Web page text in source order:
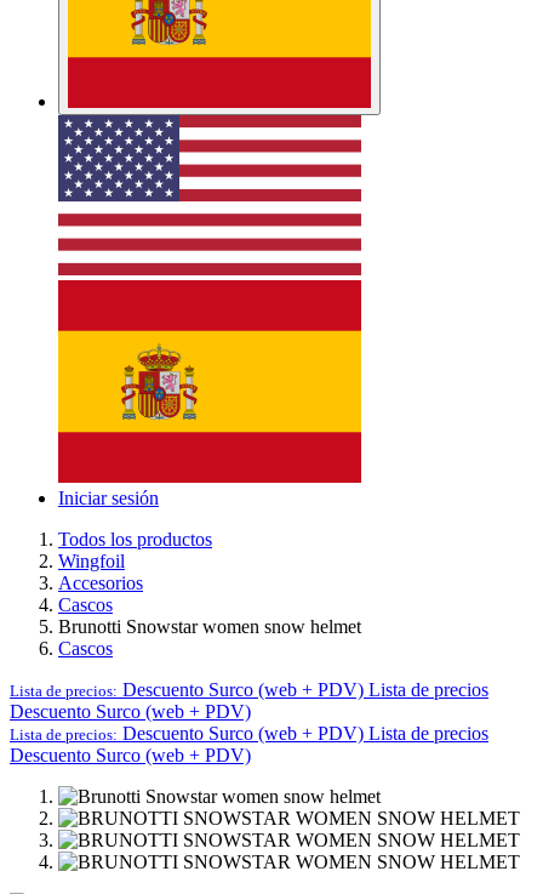
Iniciar sesión
Todos los productos
Wingfoil
Accesorios
Cascos
Brunotti Snowstar women snow helmet
Cascos
Lista de precios: Descuento Surco (web + PDV) Lista de precios
Descuento Surco (web + PDV)
Lista de precios: Descuento Surco (web + PDV) Lista de precios
Descuento Surco (web + PDV)